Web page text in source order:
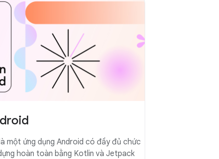
một ứng dụng Android có đầy đủ chức
hoàn toàn bằng Kotlin và Jetpack